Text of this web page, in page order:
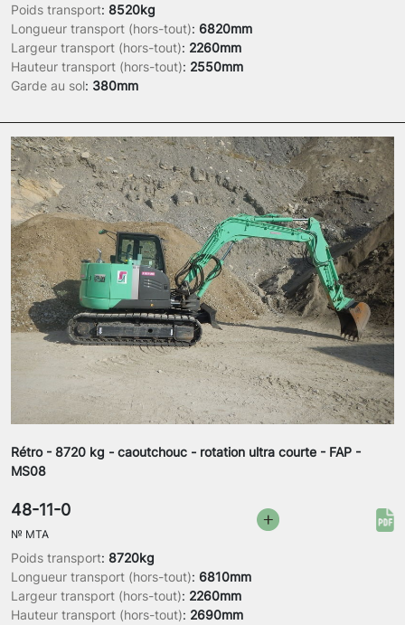
Poids transport: 8520kg
Longueur transport (hors-tout): 6820mm
Largeur transport (hors-tout): 2260mm
Hauteur transport (hors-tout): 2550mm
Garde au sol: 380mm
Rétro - 8720 kg - caoutchouc - rotation ultra courte - FAP -
MS08
Poids transport: 8720kg
Longueur transport (hors-tout): 6810mm
Largeur transport (hors-tout): 2260mm
Hauteur transport (hors-tout): 2690mm
48-11-0
№ MTA